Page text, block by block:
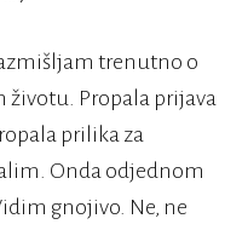
trenutno o
životu. Propala prijava
prilika za
Onda odjednom
gnojivo. Ne, ne